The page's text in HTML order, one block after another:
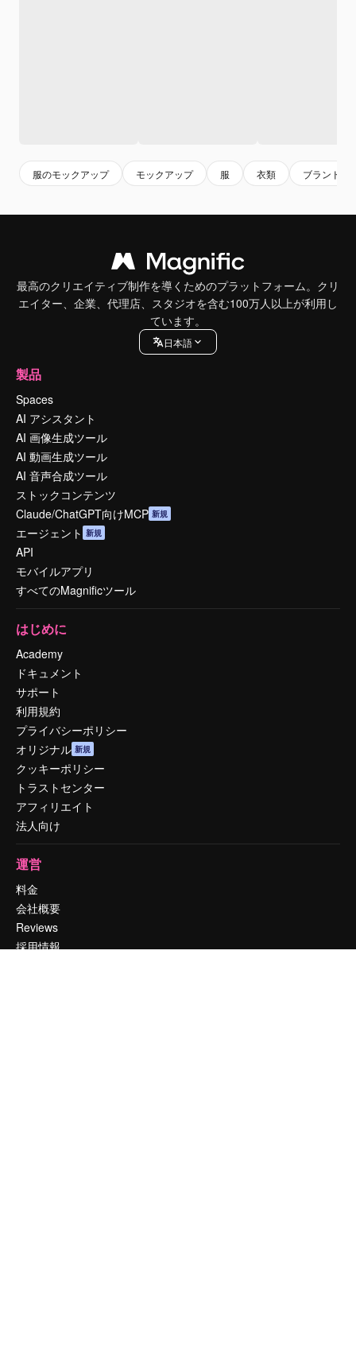
服のモックアップ モックアップ 服 衣類 ブランド
最高のクリエイティブ制作を導くためのプラットフォーム。クリ
エイター、企業、代理店、スタジオを含む100万人以上が利用し
ています。
日本語
製品
Spaces
AI アシスタント
AI 画像生成ツール
AI 動画生成ツール
AI 音声合成ツール
ストックコンテンツ
Claude/ChatGPT向けMCP 新規
エージェント 新規
API
モバイルアプリ
すべてのMagnificツール
はじめに
Academy
ドキュメント
サポート
利用規約
プライバシーポリシー
オリジナル 新規
クッキーポリシー
トラストセンター
アフィリエイト
法人向け
運営
料金
会社概要
Reviews
採用情報